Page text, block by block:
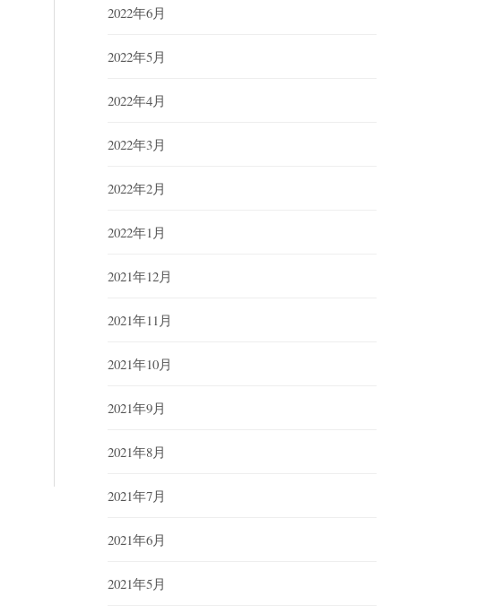
2022年6月
2022年5月
2022年4月
2022年3月
2022年2月
2022年1月
2021年12月
2021年11月
2021年10月
2021年9月
2021年8月
2021年7月
2021年6月
2021年5月